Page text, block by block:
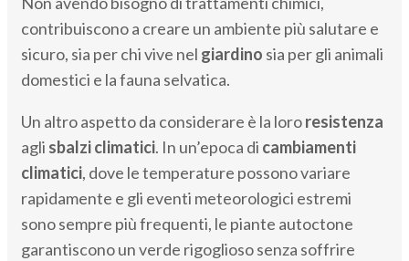
contribuiscono a creare un ambiente più salutare e
sicuro, sia per chi vive nel giardino sia per gli animali
domestici e la fauna selvatica.
Un altro aspetto da considerare è la lororesistenza
agli sbalzi climatici. In un’epoca di cambiamenti
climatici, dove le temperature possono variare
rapidamente e gli eventi meteorologici estremi
sono sempre più frequenti, le piante autoctone
garantiscono un verde rigoglioso senza soffrire